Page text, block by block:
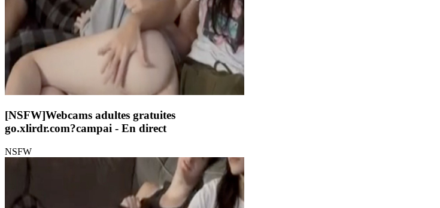
[NSFW]Webcams adultes gratuites
go.xlirdr.com?campai - En direct
NSFW